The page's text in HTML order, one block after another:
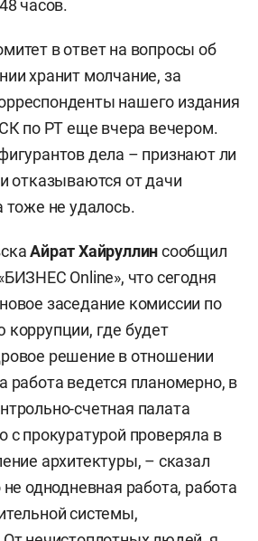
часов.
в ответ на вопросы об
хранит молчание, за
нашего издания
по РТ еще вчера вечером.
дела – признают ли
отказываются от дачи
тоже не удалось.
Айрат Хайруллинсообщил
Online», что сегодня
заседание комиссии по
коррупции, где будет
решение в отношении
работа ведется планомерно, в
счетная палата
с прокуратурой проверяла в
архитектуры, – сказал
однодневная работа, работа
системы,